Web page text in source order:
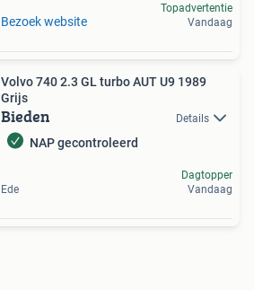
Bezoek website
Topadvertentie
Vandaag
Volvo 740 2.3 GL turbo AUT U9 1989
Grijs
Bieden Details
NAP gecontroleerd
Ede
Dagtopper
Vandaag